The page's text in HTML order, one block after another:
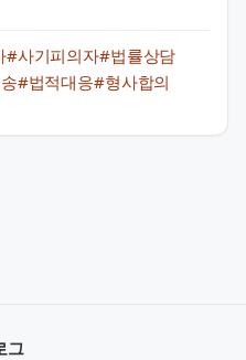
#사기피의자#법률상담
#법적대응#형사합의
그